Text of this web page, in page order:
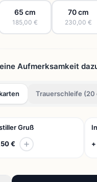
65 cm
185,00 €
70 cm
230,00 €
Aufmerksamkeit
Trauerschleife (20
Gruß
€ +